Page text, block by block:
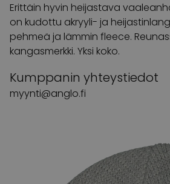
Erittäin hyvin heijastava
on kudottu akryyli- ja
pehmeä ja lämmin fleece.
kangasmerkki. Yksi koko.
Kumppanin yhteystiedot
myynti@anglo.fi